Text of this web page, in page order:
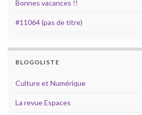
Bonnes vacances !!
#11064 (pas de titre)
BLOGOLISTE
Culture et Numérique
La revue Espaces